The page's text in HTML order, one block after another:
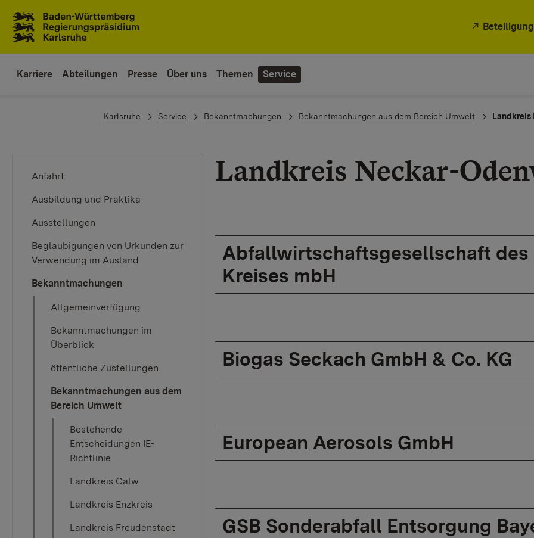
Karriere Abteilungen Presse Über uns Themen Service
You are here:
Karlsruhe Service Bekanntmachungen Bekanntmachungen aus dem Bereich Umwelt
Anfahrt
Ausbildung und Praktika
Ausstellungen
Beglaubigungen von Urkunden zur
Verwendung im Ausland
Bekanntmachungen
Allgemeinverfügung
Bekanntmachungen im
Überblick
öffentliche Zustellungen
Bekanntmachungen aus dem
Bereich Umwelt
Bestehende
Entscheidungen IE-
Richtlinie
Landkreis Calw
Landkreis Enzkreis
Landkreis Freudenstadt
Landkreis Neckar-
Abfallwirtschaftsgesellschaft des
Kreises mbH
Biogas Seckach GmbH & Co. KG
European Aerosols GmbH
GSB Sonderabfall Entsorgung